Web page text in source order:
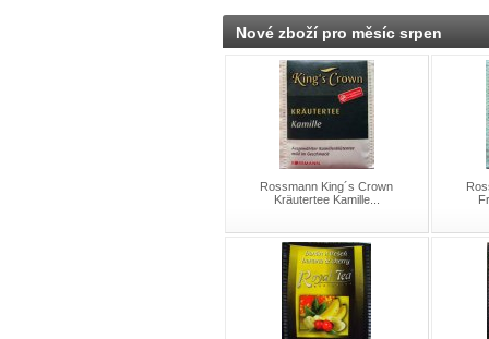
Nové zboží pro měsíc srpen
Rossmann King´s Crown
Kräutertee Kamille...